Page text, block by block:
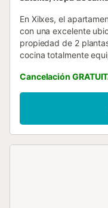
En Xilxes, el
con una excelente
propiedad de 2
cocina totalmente
incluyen Wi-Fi de alta
videollamadas),
hay una cuna
cuenta con terrazas
descubiertas, para
Cancelación